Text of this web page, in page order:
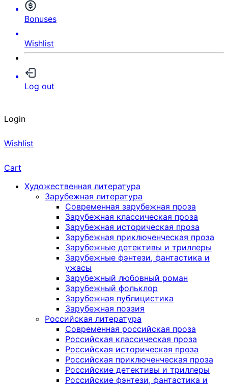
Bonuses
Wishlist
Log out
Login
Wishlist
Cart
Художественная литература
Зарубежная литература
Современная зарубежная проза
Зарубежная классическая проза
Зарубежная историческая проза
Зарубежная приключенческая проза
Зарубежные детективы и триллеры
Зарубежные фэнтези, фантастика и
ужасы
Зарубежный любовный роман
Зарубежный фольклор
Зарубежная публицистика
Зарубежная поэзия
Российская литература
Современная российская проза
Российская классическая проза
Российская историческая проза
Российская приключенческая проза
Российские детективы и триллеры
Российские фэнтези, фантастика и